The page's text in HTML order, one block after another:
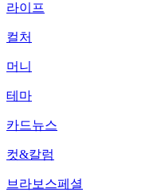
라이프
컬처
머니
테마
카드뉴스
컷&칼럼
브라보스페셜